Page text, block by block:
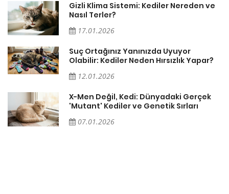
Gizli Klima Sistemi: Kediler Nereden ve
Nasıl Terler?
17.01.2026
Suç Ortağınız Yanınızda Uyuyor
Olabilir: Kediler Neden Hırsızlık Yapar?
12.01.2026
X-Men Değil, Kedi: Dünyadaki Gerçek
'Mutant' Kediler ve Genetik Sırları
07.01.2026